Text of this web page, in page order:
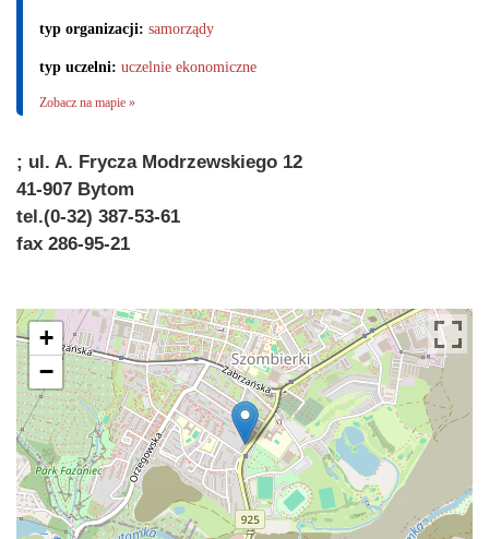
typ organizacji: samorządy
typ uczelni: uczelnie ekonomiczne
Zobacz na mapie »
; ul. A. Frycza Modrzewskiego 12
41-907 Bytom
tel.(0-32) 387-53-61
fax 286-95-21
+
−